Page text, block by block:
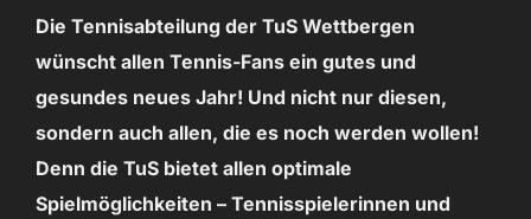
Die Tennisabteilung der TuS Wettbergen
wünscht allen Tennis-Fans ein gutes und
gesundes neues Jahr! Und nicht nur diesen,
sondern auch allen, die es noch werden wollen!
Denn die TuS bietet allen optimale
Spielmöglichkeiten – Tennisspielerinnen und